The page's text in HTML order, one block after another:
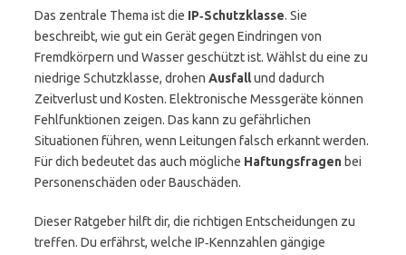
Das zentrale Thema ist die IP‑Schutzklasse. Sie
beschreibt, wie gut ein Gerät gegen Eindringen von
Fremdkörpern und Wasser geschützt ist. Wählst du eine zu
niedrige Schutzklasse, drohen Ausfallund dadurch
Zeitverlust und Kosten. Elektronische Messgeräte können
Fehlfunktionen zeigen. Das kann zu gefährlichen
Situationen führen, wenn Leitungen falsch erkannt werden.
Für dich bedeutet das auch mögliche Haftungsfragen bei
Personenschäden oder Bauschäden.
Dieser Ratgeber hilft dir, die richtigen Entscheidungen zu
treffen. Du erfährst, welche IP‑Kennzahlen gängige